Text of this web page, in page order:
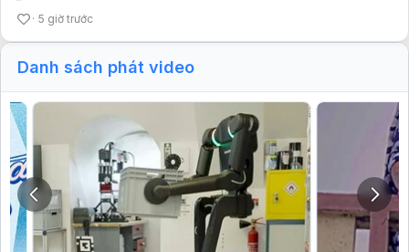
5 giờ trước
Danh sách phát video